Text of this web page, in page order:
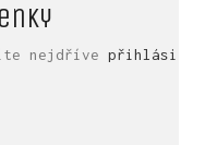
nejdříve přihlásit